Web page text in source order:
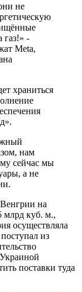
не
-
Meta,
храниться
нам
сейчас мы
а не
на
млрд куб. м.,
осуществляла
из
поставки туда